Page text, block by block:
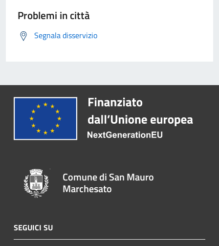
Problemi in città
Segnala disservizio
Comune di San Mauro
Marchesato
SEGUICI SU